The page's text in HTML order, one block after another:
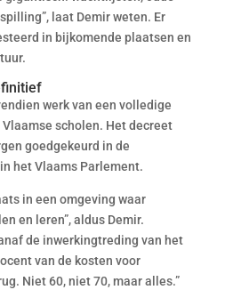
laat Demir weten. Er
in bijkomende plaatsen en
werk van een volledige
scholen. Het decreet
goedgekeurd in de
het Vlaams Parlement.
in een omgeving waar
en leren”, aldus Demir.
de inwerkingtreding van het
van de kosten voor
Niet 60, niet 70, maar alles.”